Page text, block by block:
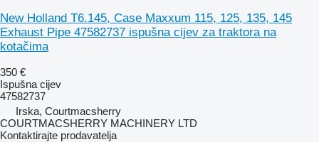
New Holland T6.145, Case Maxxum 115, 125, 135, 145
Exhaust Pipe 47582737 ispušna cijev za traktora na
kotačima
350 €
Ispušna cijev
47582737
Irska, Courtmacsherry
COURTMACSHERRY MACHINERY LTD
Kontaktirajte prodavatelja